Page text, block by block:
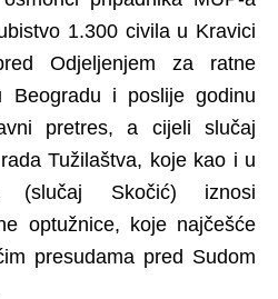
1.300 civila u Kravici
Odjeljenjem za ratne
Beogradu i poslije godinu
pretres, a cijeli slučaj
Tužilaštva, koje kao i u
(slučaj Skočić) iznosi
optužnice, koje najčešće
presudama pred Sudom